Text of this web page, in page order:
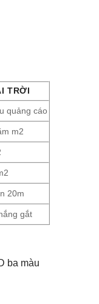
TRỜI
quảng cáo
m2
20m
gắt
ba màu